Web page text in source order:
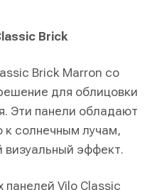
Brick
Brick Marron со
для облицовки
Эти панели обладают
к солнечным лучам,
визуальный эффект.
Vilo Classic